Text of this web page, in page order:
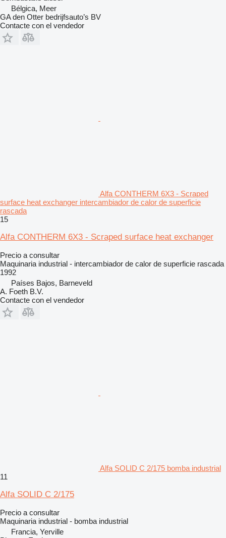
Bélgica, Meer
GA den Otter bedrijfsauto’s BV
Contacte con el vendedor
Alfa CONTHERM 6X3 - Scraped
surface heat exchanger intercambiador de calor de superficie
rascada
15
Alfa CONTHERM 6X3 - Scraped surface heat exchanger
Precio a consultar
Maquinaria industrial - intercambiador de calor de superficie rascada
1992
Países Bajos, Barneveld
A. Foeth B.V.
Contacte con el vendedor
Alfa SOLID C 2/175 bomba industrial
11
Alfa SOLID C 2/175
Precio a consultar
Maquinaria industrial - bomba industrial
Francia, Yerville